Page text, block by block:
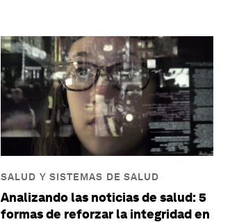
SALUD Y SISTEMAS DE SALUD
Analizando las noticias de salud: 5
formas de reforzar la integridad en